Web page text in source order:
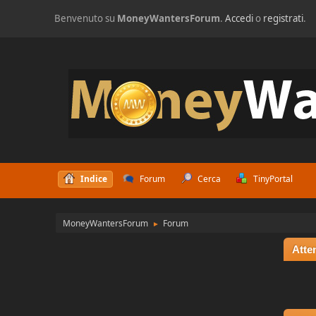
Benvenuto su MoneyWantersForum.Accedio registrati.
Indice Forum Cerca TinyPortal
MoneyWantersForum ► Forum